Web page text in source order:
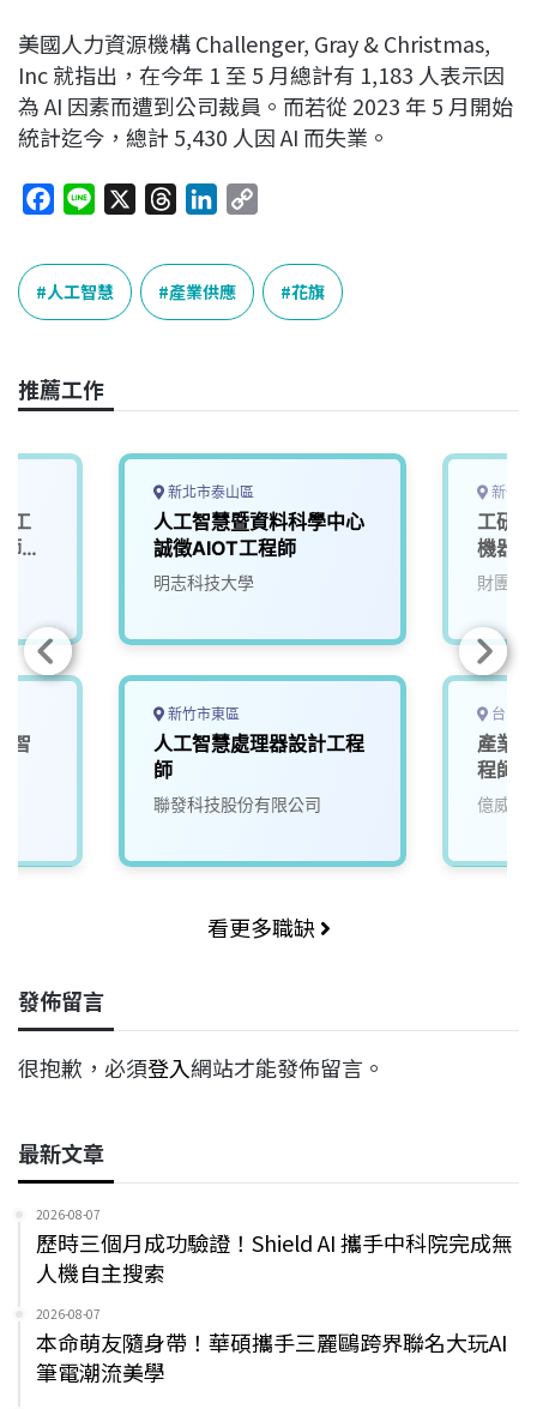
美國人力資源機構 Challenger, Gray & Christmas,
Inc 就指出，在今年 1 至 5 月總計有 1,183 人表示因
為 AI 因素而遭到公司裁員。而若從 2023 年 5 月開始
統計迄今，總計 5,430 人因 AI 而失業。
c
e
b
o
k
n
e
r
e
a
n
k
e
n
y
k
人工智慧 產業供應 花旗
推薦工作
工
智
新北市泰山區
人工智慧暨資料科學中心
誠徵AIOT工程師
明志科技大學
新竹市東區
人工智慧處理器設計工程
師
聯發科技股份有限公司
新竹
工研
機器
財團法
台中
產業
程師
億威電
看更多職缺
發佈留言
很抱歉，必須登入網站才能發佈留言。
最新文章
2026-08-07
歷時三個月成功驗證！Shield AI 攜手中科院完成無
人機自主搜索
2026-08-07
本命萌友隨身帶！華碩攜手三麗鷗跨界聯名大玩AI
筆電潮流美學